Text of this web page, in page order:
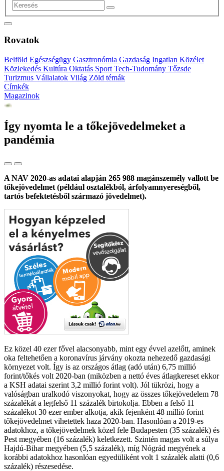
Rovatok
Belföld Egészségügy Gasztronómia Gazdaság Ingatlan Közélet
Közlekedés Kultúra Oktatás Sport Tech-Tudomány Tőzsde
Turizmus Vállalatok Világ Zöld témák
Címkék
Magazinok
Így nyomta le a tőkejövedelmeket a
pandémia
A NAV 2020-as adatai alapján 265 988 magánszemély vallott be
tőkejövedelmet (például osztalékból, árfolyamnyereségből,
tartós befektetésből származó jövedelmet).
Ez közel 40 ezer fővel alacsonyabb, mint egy évvel azelőtt, aminek
oka feltehetően a koronavírus járvány okozta nehezedő gazdasági
környezet volt. Így is az országos átlag (adó után) 6,75 millió
forint/tőkés volt 2020-ban (miközben a nettó éves átlagkereset ekkor
a KSH adatai szerint 3,2 millió forint volt). Jól tükrözi, hogy a
valóságban uralkodó viszonyokat, hogy az összes tőkejövedelem 78
százalékát a legfelső 11 százalék birtokolja. Ebben a felső 11
százalékot 30 ezer ember alkotja, akik fejenként 48 millió forint
tőkejövedelmet vihetettek haza 2020-ban. Hasonlóan a 2019-es
adatokhoz, a tőkejövedelmek közel fele Budapesten (35 százalék) és
Pest megyében (16 százalék) keletkezett. Szintén magas volt a súlya
Hajdú-Bihar megyében (5,5 százalék), míg Nógrád megyének a
korábbi adatokhoz hasonlóan egyedüliként volt 1 százalék alatti (0,6
százalék) részesedése.